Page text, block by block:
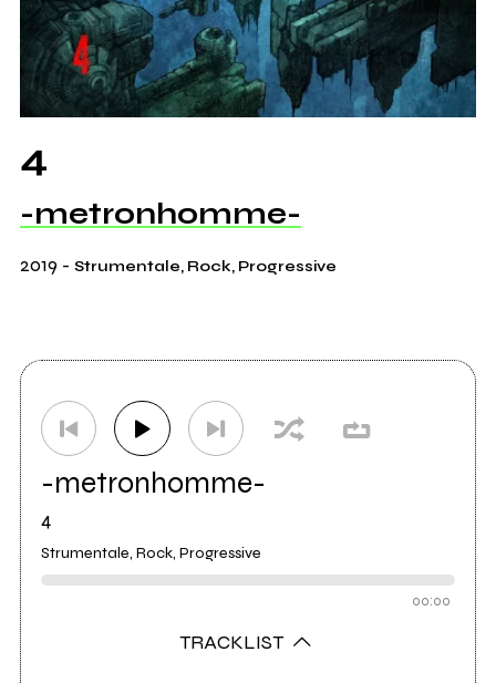
4
-metronhomme-
2019 - Strumentale, Rock, Progressive
-metronhomme-
4
Strumentale, Rock, Progressive
00:00
TRACKLIST